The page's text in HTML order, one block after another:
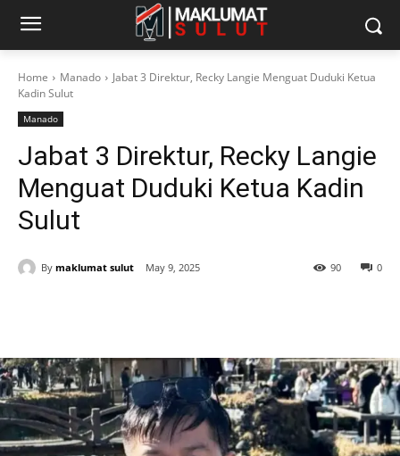
Home Manado
Jabat 3 Direktur, Recky Langie Menguat Duduki Ketua
Kadin Sulut
Manado
Jabat 3 Direktur, Recky Langie
Menguat Duduki Ketua Kadin
Sulut
By maklumat sulut May 9, 2025 0
90